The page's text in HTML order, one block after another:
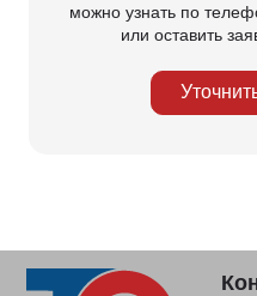
можно узнать по
или оставить